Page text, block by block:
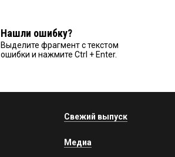
Нашли ошибку?
Выделите фрагмент с текстом
ошибки и нажмите Ctrl + Enter.
Свежий выпуск
Медиа